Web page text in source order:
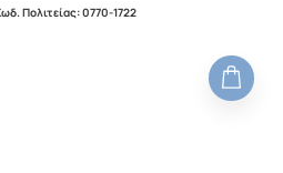
Πολιτείας:0770-1722